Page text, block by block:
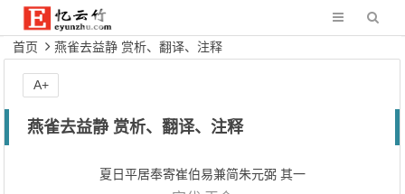
首页 燕雀去益静 赏析、翻译、注释
燕雀去益静 赏析、翻译、注释
夏日平居奉寄崔伯易兼简朱元弼 其一
A+